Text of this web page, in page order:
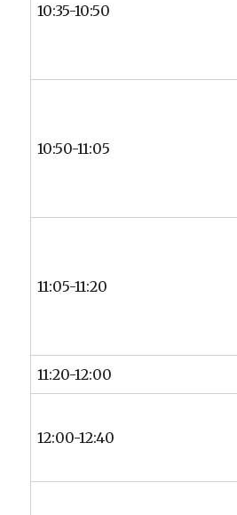
10:35-10:50
10:50-11:05
11:05-11:20
11:20-12:00
12:00-12:40